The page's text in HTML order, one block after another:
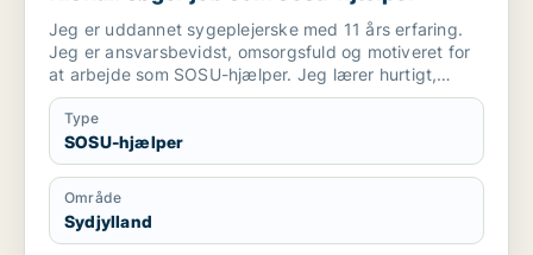
Jeg er uddannet sygeplejerske med 11 års erfaring.
Jeg er ansvarsbevidst, omsorgsfuld og motiveret for
at arbejde som SOSU-hjælper. Jeg lærer hurtigt,
arbejder godt i et team og ønsker et job i
Sydjylland(Vejle, Kolding, Fredericia) . Jeg taler og
skriver dansk på PD2-modul 3 niveau og arbejder på
at forbedre mine danskkundskaber.
Type
SOSU-hjælper
Område
Sydjylland